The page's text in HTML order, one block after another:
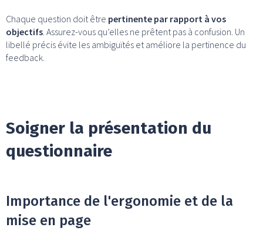
Chaque question doit être pertinente par rapport à vos
objectifs. Assurez-vous qu’elles ne prêtent pas à confusion. Un
libellé précis évite les ambiguïtés et améliore la pertinence du
feedback.
Soigner la présentation du
questionnaire
Importance de l'ergonomie et de la
mise en page